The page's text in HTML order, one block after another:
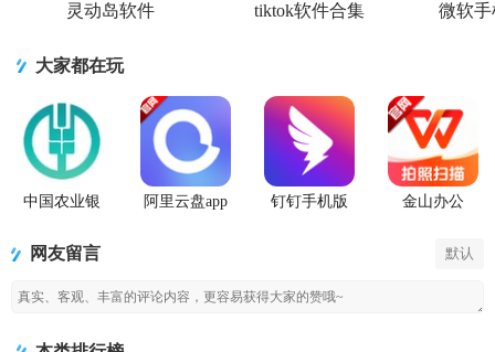
灵动岛软件 tiktok软件合集 微软手
大家都在玩
中国农业银
阿里云盘app
钉钉手机版
金山办公
新版
网友留言 默认